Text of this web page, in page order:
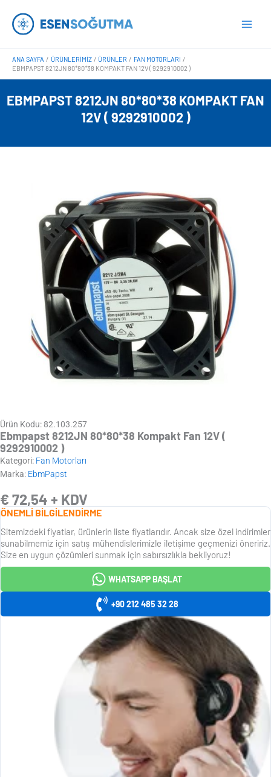
atla
ANA SAYFA ÜRÜNLERIMIZ ÜRÜNLER
FAN MOTORLARI
EBMPAPST 8212JN 80*80*38 KOMPAKT FAN 12V ( 9292910002 )
EBMPAPST 8212JN 80*80*38 KOMPAKT FAN
12V ( 9292910002 )
Ürün Kodu: 82.103.257
Ebmpapst 8212JN 80*80*38 Kompakt Fan 12V (
9292910002 )
Kategori: Fan Motorları
Marka: EbmPapst
€ 72,54 + KDV
ÖNEMLİ BİLGİLENDİRME
Sitemizdeki fiyatlar, ürünlerin liste fiyatlarıdır. Ancak size özel indirimler
sunabilmemiz için satış mühendislerimizle iletişime geçmenizi öneririz.
Size en uygun çözümleri sunmak için sabırsızlıkla bekliyoruz!
WHATSAPP BAŞLAT
+90 212 485 32 28